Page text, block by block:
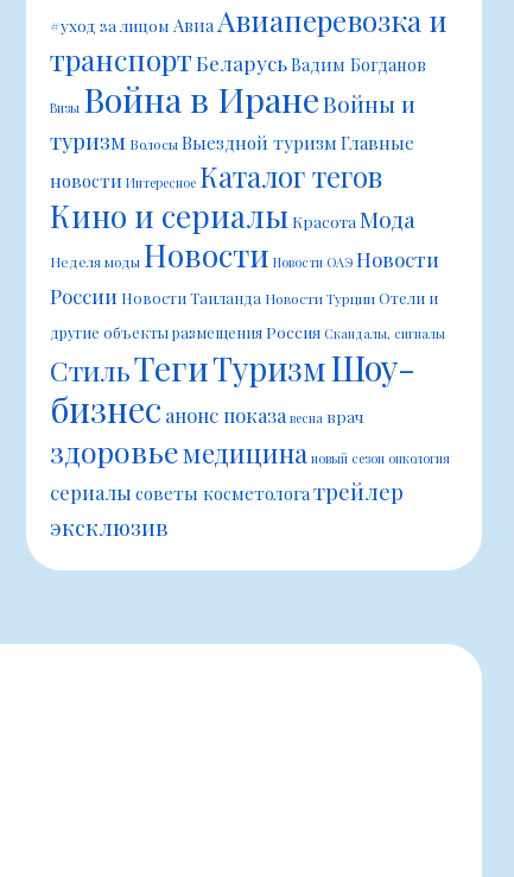
#уход за лицом Авиа Авиаперевозка и
транспортБеларусьВадим Богданов
Визы Война в ИранеВойны и
туризм ВолосыВыездной туризмГлавные
новости Интересное Каталог тегов
Кино и сериалыКрасота Мода
Неделя моды Новости Новости ОАЭ Новости
России Новости Таиланда Новости ТурцииОтели и
другие объекты размещенияРоссия Скандалы, сигналы
СтильТегиТуризмШоу-
бизнес анонс показа весна врач
здоровьемедицина новый сезон онкология
сериалы советы косметологатрейлер
эксклюзив